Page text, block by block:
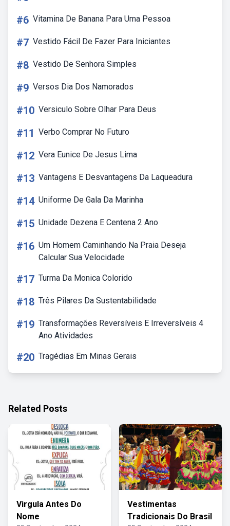
#6 Vitamina De Banana Para Uma Pessoa
#7 Vestido Fácil De Fazer Para Iniciantes
#8 Vestido De Senhora Simples
#9 Versos Dia Dos Namorados
#10 Versiculo Sobre Olhar Para Deus
#11 Verbo Comprar No Futuro
#12 Vera Eunice De Jesus Lima
#13 Vantagens E Desvantagens Da Laqueadura
#14 Uniforme De Gala Da Marinha
#15 Unidade Dezena E Centena 2 Ano
#16 Um Homem Caminhando Na Praia Deseja
Calcular Sua Velocidade
#17 Turma Da Monica Colorido
#18 Três Pilares Da Sustentabilidade
#19 Transformações Reversíveis E Irreversíveis 4
Ano Atividades
#20 Tragédias Em Minas Gerais
Related Posts
Virgula Antes Do
Nome
Vestimentas
Tradicionais Do Brasil